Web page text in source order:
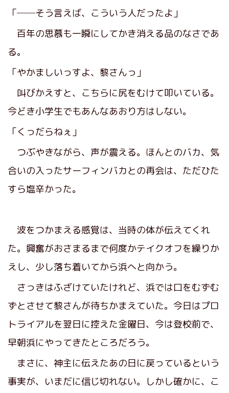
「──そう言えば、こういう人だったよ」
百年の思慕も一瞬にしてかき消える品のなさであ
る。
「やかましいっすよ、黎さんっ」
叫びかえすと、こちらに尻をむけて叩いている。
今どき小学生でもあんなあおり方はしない。
「くっだらねぇ」
つぶやきながら、声が震える。ほんとのバカ、気
合いの入ったサーフィンバカとの再会は、ただひた
すら塩辛かった。
波をつかまえる感覚は、当時の体が伝えてくれ
た。興奮がおさまるまで何度かテイクオフを繰りか
えし、少し落ち着いてから浜へと向かう。
さっきはふざけていたけれど、浜では口をむずむ
ずとさせて黎さんが待ちかまえていた。今日はプロ
トライアルを翌日に控えた金曜日、今は登校前で、
早朝浜にやってきたところだろう。
まさに、神主に伝えたあの日に戻っているという
事実が、いまだに信じ切れない。しかし確かに、こ